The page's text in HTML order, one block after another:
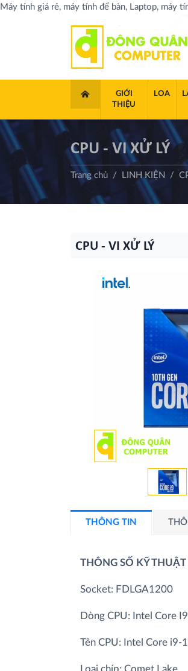
Máy tính giá rẻ, máy tính để bàn, Laptop, máy
TRANG CHỦ
GIỚI
THIỆU
LOA
CPU - VI XỬ LÝ
Trang chủ LINH KIỆN
CPU - VI XỬ LÝ
THÔNG TIN
THÔNG SỐ KỸ THUẬT
Socket: FDLGA1200
Dòng CPU: Intel Core I9
Tên CPU: Intel Core i9-